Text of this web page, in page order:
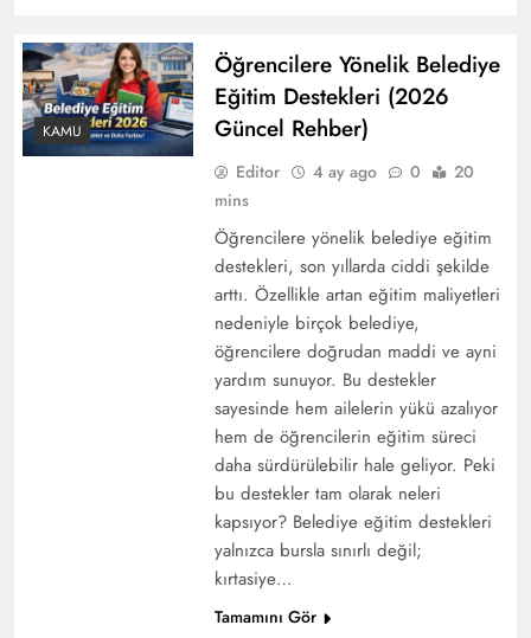
KAMU
Öğrencilere Yönelik Belediye
Eğitim Destekleri (2026
Güncel Rehber)
Editor 4 ay ago 0
20
mins
Öğrencilere yönelik belediye eğitim
destekleri, son yıllarda ciddi şekilde
arttı. Özellikle artan eğitim maliyetleri
nedeniyle birçok belediye,
öğrencilere doğrudan maddi ve ayni
yardım sunuyor. Bu destekler
sayesinde hem ailelerin yükü azalıyor
hem de öğrencilerin eğitim süreci
daha sürdürülebilir hale geliyor. Peki
bu destekler tam olarak neleri
kapsıyor? Belediye eğitim destekleri
yalnızca bursla sınırlı değil;
kırtasiye…
Tamamını Gör